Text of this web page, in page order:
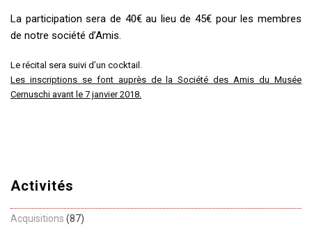
La participation sera de 40€ au lieu de 45€ pour les membres
de notre société d’Amis.
Le récital sera suivi d’un cocktail.
Les inscriptions se font auprès de la Société des Amis du Musée
Cernuschi avant le 7 janvier 2018.
Activités
Acquisitions (87)